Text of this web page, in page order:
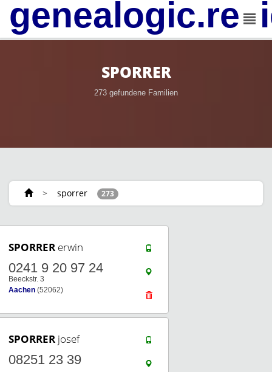
SPORRER
273 gefundene Familien
> sporrer 273
SPORRER erwin
0241 9 20 97 24
Beeckstr. 3
Aachen (52062)
SPORRER josef
08251 23 39